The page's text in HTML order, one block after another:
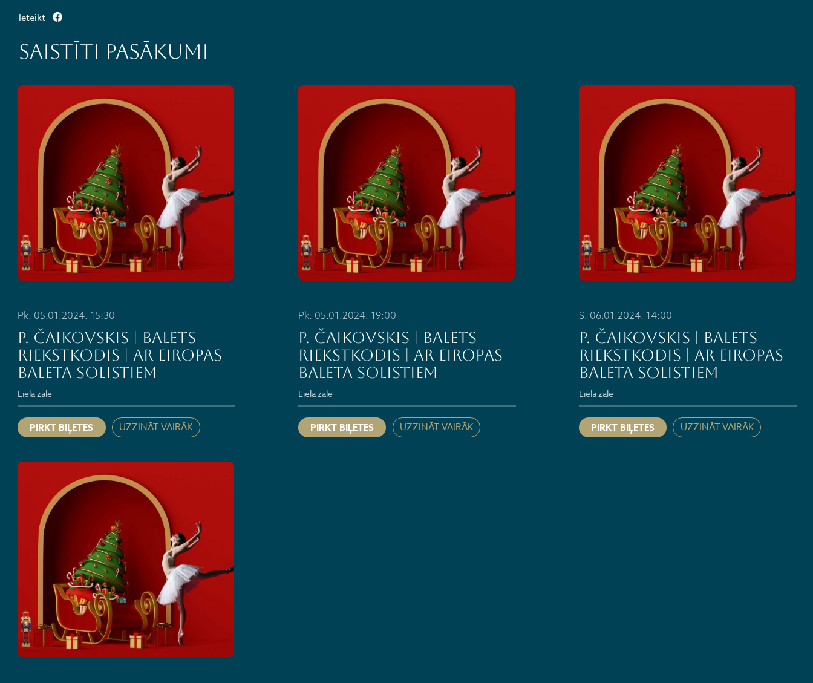
Ieteikt
Saistīti pasākumi
Pk. 05.01.2024. 15:30
P. Čaikovskis | balets
RIEKSTKODIS | ar Eiropas
baleta solistiem
Lielā zāle
PIRKT BIĻETES UZZINĀT VAIRĀK
Pk. 05.01.2024. 19:00
P. Čaikovskis | balets
RIEKSTKODIS | ar Eiropas
baleta solistiem
Lielā zāle
PIRKT BIĻETES UZZINĀT VAIRĀK
S. 06.01.2024. 14:00
P. Čaikovskis | balets
RIEKSTKODIS | ar Eiropas
baleta solistiem
Lielā zāle
PIRKT BIĻETES UZZINĀT VAIRĀK